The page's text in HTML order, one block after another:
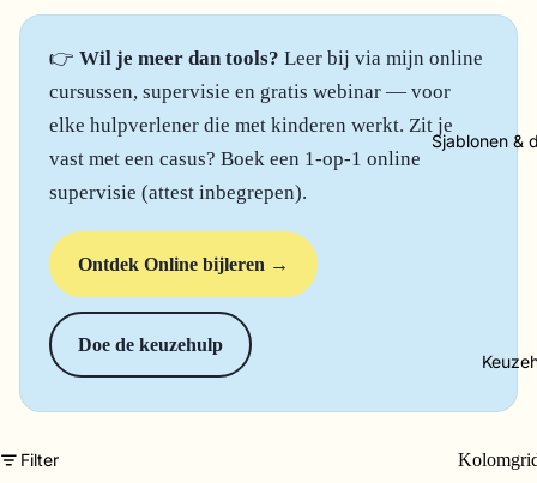
Sjablonen &
👉 Wil je meer dan tools? Leer bij via mijn online
cursussen, supervisie en gratis webinar — voor
elke hulpverlener die met kinderen werkt. Zit je
vast met een casus? Boek een 1-op-1 online
supervisie (attest inbegrepen).
Ontdek Online bijleren →
Doe de keuzehulp
Filter